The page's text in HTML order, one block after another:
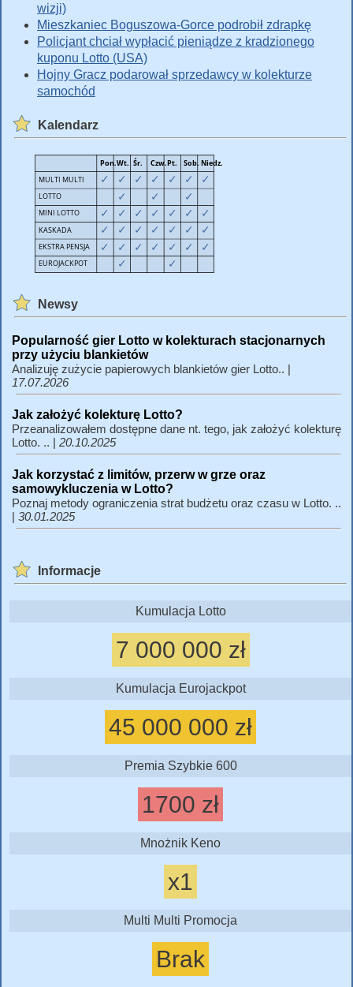
wizji)
Mieszkaniec Boguszowa-Gorce podrobił zdrapkę
Policjant chciał wypłacić pieniądze z kradzionego
kuponu Lotto (USA)
Hojny Gracz podarował sprzedawcy w kolekturze
samochód
Kalendarz
Newsy
Popularność gier Lotto w kolekturach stacjonarnych
przy użyciu blankietów
Analizuję zużycie papierowych blankietów gier Lotto.. |
17.07.2026
Jak założyć kolekturę Lotto?
Przeanalizowałem dostępne dane nt. tego, jak założyć kolekturę
Lotto. .. | 20.10.2025
Jak korzystać z limitów, przerw w grze oraz
samowykluczenia w Lotto?
Poznaj metody ograniczenia strat budżetu oraz czasu w Lotto. ..
| 30.01.2025
Informacje
Kumulacja Lotto
7 000 000 zł
Kumulacja Eurojackpot
45 000 000 zł
Premia Szybkie 600
1700 zł
Mnożnik Keno
x1
Multi Multi Promocja
Brak